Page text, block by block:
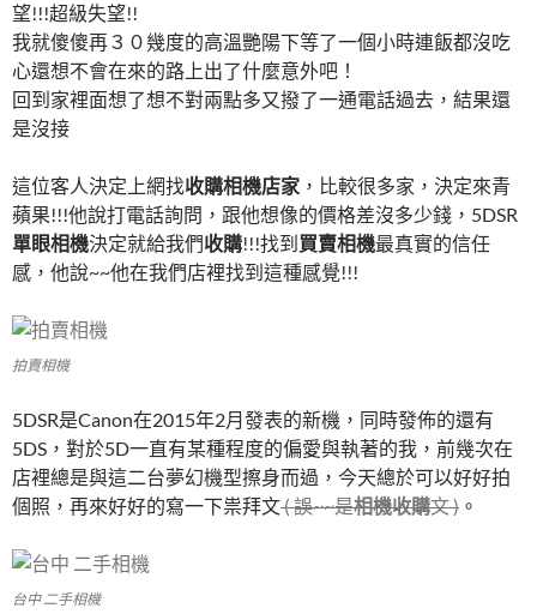
望!!!超級失望!!
我就傻傻再３０幾度的高溫艷陽下等了一個小時連飯都沒吃
心還想不會在來的路上出了什麼意外吧！
回到家裡面想了想不對兩點多又撥了一通電話過去，結果還
是沒接
這位客人決定上網找收購相機店家 ，比較很多家，決定來青
蘋果!!!他說打電話詢問，跟他想像的價格差沒多少錢，5DSR
單眼相機決定就給我們收購!!!找到 買賣相機最真實的信任
感，他說~~他在我們店裡找到這種感覺!!!
拍賣相機
5DSR是Canon在2015年2月發表的新機，同時發佈的還有
5DS，對於5D一直有某種程度的偏愛與執著的我，前幾次在
店裡總是與這二台夢幻機型擦身而過，今天總於可以好好拍
個照，再來好好的寫一下祟拜文( 誤~~是相機收購文 ) 。
台中 二手相機